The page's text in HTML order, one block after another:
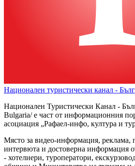
Национален туристически канал -
Национален Туристически Канал -
Bulgaria/ е част от информационния
асоциация „Рафаел-инфо, култура и
Място за видео-информация, реклама,
интервюта и достоверна информация
- хотелиери, туроператори,